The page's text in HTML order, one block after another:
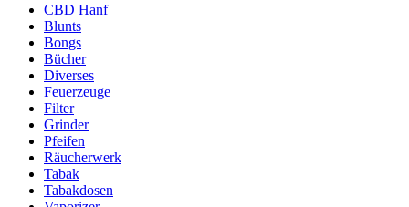
CBD Hanf
Blunts
Bongs
Bücher
Diverses
Feuerzeuge
Filter
Grinder
Pfeifen
Räucherwerk
Tabak
Tabakdosen